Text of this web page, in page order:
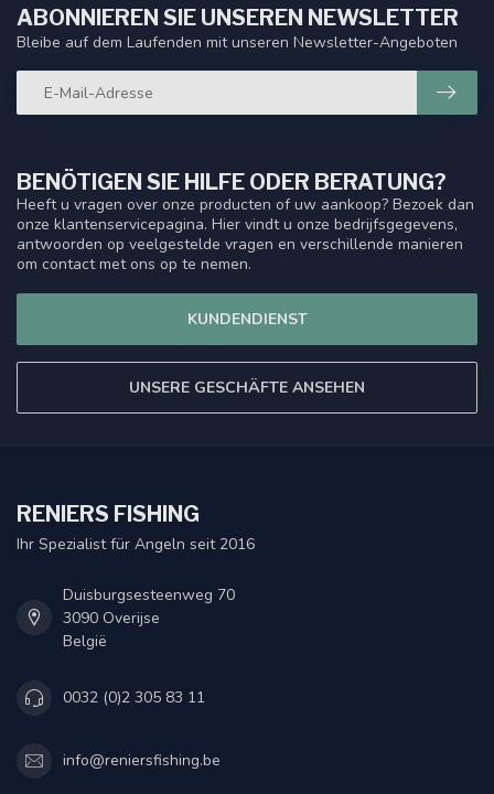
BENÖTIGEN SIE HILFE ODER BERATUNG?
Heeft u vragen over onze producten of uw aankoop? Bezoek dan
onze klantenservicepagina. Hier vindt u onze bedrijfsgegevens,
antwoorden op veelgestelde vragen en verschillende manieren
om contact met ons op te nemen.
KUNDENDIENST
UNSERE GESCHÄFTE ANSEHEN
ABONNIEREN SIE UNSEREN NEWSLETTER
Bleibe auf dem Laufenden mit unseren Newsletter-Angeboten
RENIERS FISHING
Ihr Spezialist für Angeln seit 2016
Duisburgsesteenweg 70
3090 Overijse
België
0032 (0)2 305 83 11
info@reniersfishing.be